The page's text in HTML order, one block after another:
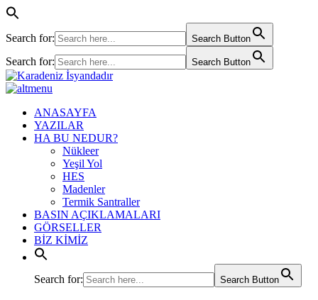
Search for: Search Button
Search for: Search Button
ANASAYFA
YAZILAR
HA BU NEDUR?
Nükleer
Yeşil Yol
HES
Madenler
Termik Santraller
BASIN AÇIKLAMALARI
GÖRSELLER
BİZ KİMİZ
Search for: Search Button